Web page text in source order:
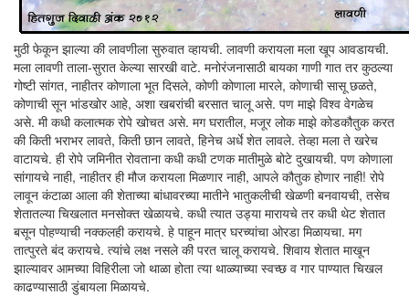
मुठी फेकून झाल्या की लावणीला सुरुवात व्हायची. लावणी करायला मला खूप आवडायची.
मला लावणी ताला-सुरात केल्या सारखी वाटे. मनोरंजनासाठी बायका गाणी गात तर कुठल्या
गोष्टी सांगत, नाहीतर कोणाला भूत दिसले, कोणी कोणाला मारले, कोणाची सासू छळते,
कोणाची सून भांडखोर आहे, अशा खबरांची बरसात चालू असे. पण माझे विश्व वेगळेच
असे. मी कधी कलात्मक रोपे खोचत असे. मग घरातील, मजूर लोक माझे कोडकौतुक करत
की किती भराभर लावते, किती छान लावते, हिनेच अर्धे शेत लावले. तेव्हा मला ते खरेच
वाटायचे. ही रोपे जमिनीत रोवताना कधी कधी टणक मातीमुळे बोटे दुखायची. पण कोणाला
सांगायचे नाही, नाहीतर ही मौज करायला मिळणार नाही, आपले कौतुक होणार नाही! रोपे
लावून कंटाळा आला की शेताच्या बांधावरच्या मातीने भातुकलीची खेळणी बनवायची, तसेच
शेतातल्या चिखलात मनसोक्त खेळायचे. कधी त्यात उड्या मारायचे तर कधी थेट शेतात
बसून पोहण्याची नक्कलही करायचे. हे पाहून मात्र घरच्यांचा ओरडा मिळायचा. मग
तात्पुरते बंद करायचे. त्यांचे लक्ष नसले की परत चालू करायचे. शिवाय शेतात माखून
झाल्यावर आमच्या विहिरीला जो थाळा होता त्या थाळ्याच्या स्वच्छ व गार पाण्यात चिखल
काढण्यासाठी डुंबायला मिळायचे.